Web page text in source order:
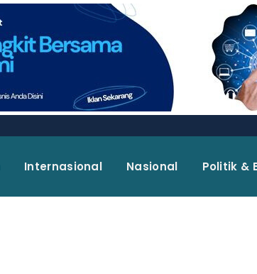
Internasional Nasional Politik &